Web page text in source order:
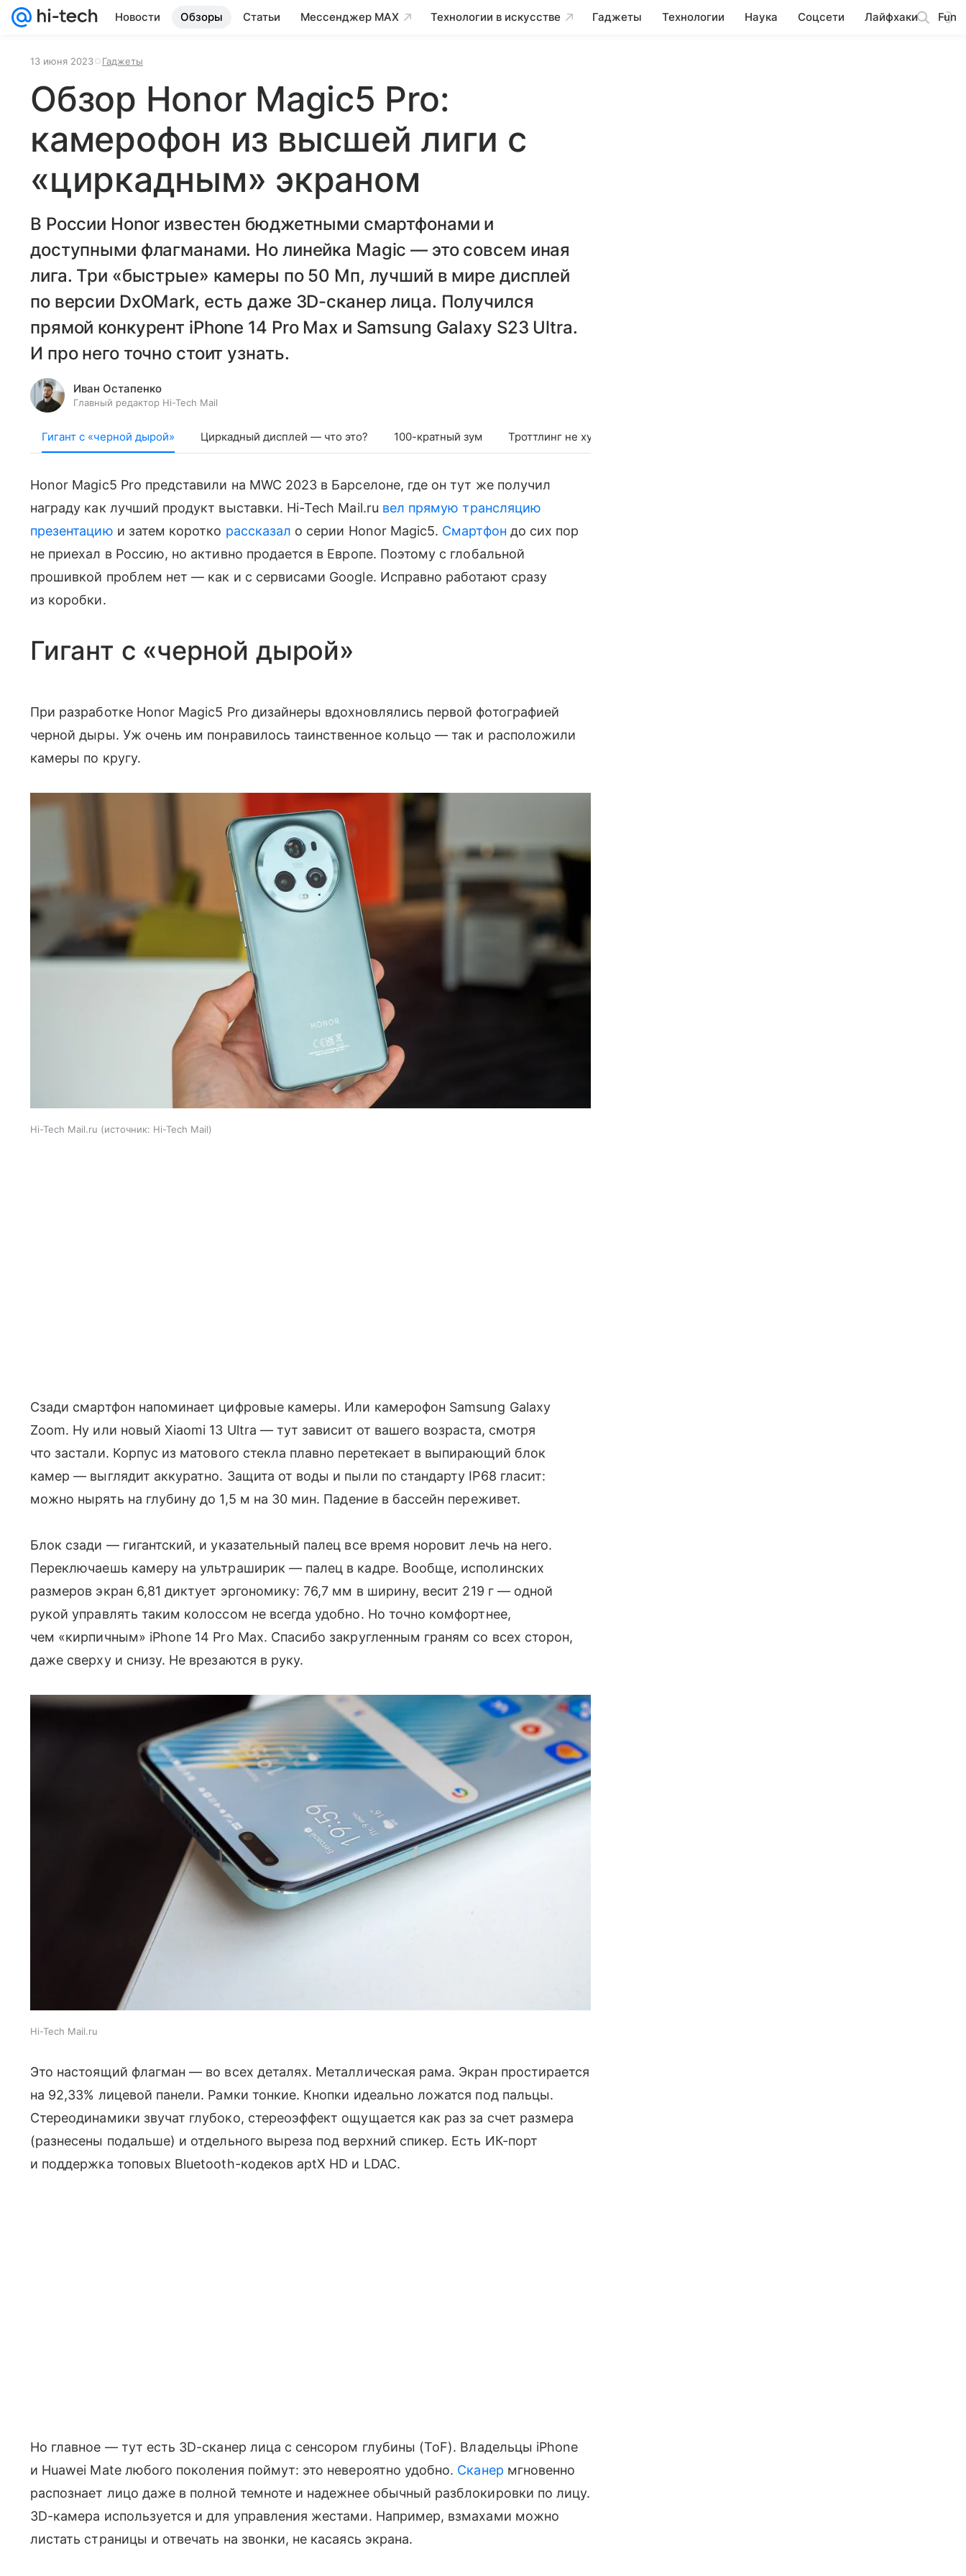
Новости Обзоры Статьи Мессенджер MAX Технологии в искусстве Гаджеты Технологии Наука Соцсети Лайфхаки Fun
13 июня 2023 Гаджеты
Обзор Honor Magic5 Pro:
камерофон из высшей лиги с
«циркадным» экраном
В России Honor известен бюджетными смартфонами и
доступными флагманами. Но линейка Magic — это совсем иная
лига. Три «быстрые» камеры по 50 Мп, лучший в мире дисплей
по версии DxOMark, есть даже 3D-сканер лица. Получился
прямой конкурент iPhone 14 Pro Max и Samsung Galaxy S23 Ultra.
И про него точно стоит узнать.
Иван Остапенко
Главный редактор Hi-Tech Mail
Гигант с «черной дырой» Циркадный дисплей — что это? 100-кратный зум Троттлинг не хуже других
Honor Magic5 Pro представили на MWC 2023 в Барселоне, где он тут же получил
награду как лучший продукт выставки. Hi-Tech Mail.ru вел прямую трансляцию
презентацию и затем коротко рассказал о серии Honor Magic5. Смартфон до сих пор
не приехал в Россию, но активно продается в Европе. Поэтому с глобальной
прошивкой проблем нет — как и с сервисами Google. Исправно работают сразу
из коробки.
Гигант с «черной дырой»
При разработке Honor Magic5 Pro дизайнеры вдохновлялись первой фотографией
черной дыры. Уж очень им понравилось таинственное кольцо — так и расположили
камеры по кругу.
Hi-Tech Mail.ru источник: Hi-Tech Mail
Сзади смартфон напоминает цифровые камеры. Или камерофон Samsung Galaxy
Zoom. Ну или новый Xiaomi 13 Ultra — тут зависит от вашего возраста, смотря
что застали. Корпус из матового стекла плавно перетекает в выпирающий блок
камер — выглядит аккуратно. Защита от воды и пыли по стандарту IP68 гласит:
можно нырять на глубину до 1,5 м на 30 мин. Падение в бассейн переживет.
Блок сзади — гигантский, и указательный палец все время норовит лечь на него.
Переключаешь камеру на ультраширик — палец в кадре. Вообще, исполинских
размеров экран 6,81 диктует эргономику: 76,7 мм в ширину, весит 219 г — одной
рукой управлять таким колоссом не всегда удобно. Но точно комфортнее,
чем «кирпичным» iPhone 14 Pro Max. Спасибо закругленным граням со всех сторон,
даже сверху и снизу. Не врезаются в руку.
Hi-Tech Mail.ru
Это настоящий флагман — во всех деталях. Металлическая рама. Экран простирается
на 92,33% лицевой панели. Рамки тонкие. Кнопки идеально ложатся под пальцы.
Стереодинамики звучат глубоко, стереоэффект ощущается как раз за счет размера
(разнесены подальше) и отдельного выреза под верхний спикер. Есть ИК-порт
и поддержка топовых Bluetooth-кодеков aptX HD и LDAC.
Но главное — тут есть 3D-сканер лица с сенсором глубины (ToF). Владельцы iPhone
и Huawei Mate любого поколения поймут: это невероятно удобно. Сканер мгновенно
распознает лицо даже в полной темноте и надежнее обычный разблокировки по лицу.
3D-камера используется и для управления жестами. Например, взмахами можно
листать страницы и отвечать на звонки, не касаясь экрана.